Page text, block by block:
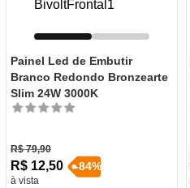
Painel Led de Embutir
Branco Redondo Bronzearte
Slim 24W 3000K
R$ 79,90
R$ 12,50
à vista
-84%